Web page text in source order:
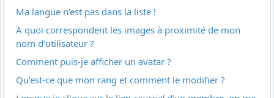
Ma langue n’est pas dans la liste !
A quoi correspondent les images à proximité de mon
nom d’utilisateur ?
Comment puis-je afficher un avatar ?
Qu’est-ce que mon rang et comment le modifier ?